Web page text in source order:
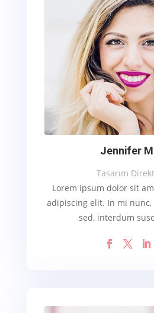
Jennifer
Tasarım
Lorem ipsum dolor sit
adipiscing elit. In mi
sed, interdum